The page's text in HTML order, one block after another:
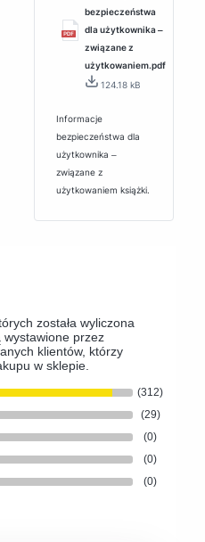
bezpieczeństwa
dla użytkownika ‒
związane z
użytkowaniem.pdf
124.18 kB
Informacje
bezpieczeństwa dla
użytkownika ‒
związane z
użytkowaniem książki.
została wyliczona
wystawione przez
klientów, którzy
w sklepie.
(312)
(29)
(0)
(0)
(0)